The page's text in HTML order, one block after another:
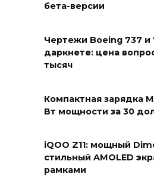
бета-версии
Чертежи Boeing 737 и
даркнете: цена
тысяч
Компактная зарядка
Вт мощности за 30
iQOO Z11: мощный
стильный AMOLED
рамками